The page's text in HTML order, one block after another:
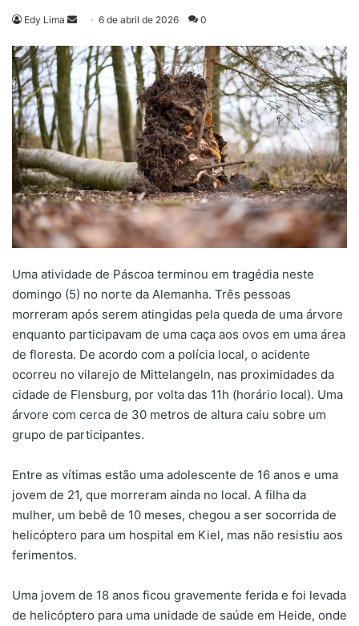
Edy Lima
Mande
e-
mail
6 de abril de 2026 0
Uma atividade de Páscoa terminou em tragédia neste
domingo (5) no norte da Alemanha. Três pessoas
morreram após serem atingidas pela queda de uma árvore
enquanto participavam de uma caça aos ovos em uma área
de floresta. De acordo com a polícia local, o acidente
ocorreu no vilarejo de Mittelangeln, nas proximidades da
cidade de Flensburg, por volta das 11h (horário local). Uma
árvore com cerca de 30 metros de altura caiu sobre um
grupo de participantes.
Entre as vítimas estão uma adolescente de 16 anos e uma
jovem de 21, que morreram ainda no local. A filha da
mulher, um bebê de 10 meses, chegou a ser socorrida de
helicóptero para um hospital em Kiel, mas não resistiu aos
ferimentos.
Uma jovem de 18 anos ficou gravemente ferida e foi levada
de helicóptero para uma unidade de saúde em Heide, onde